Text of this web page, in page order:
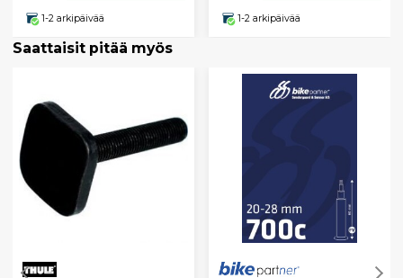
1-2 arkipäivää 1-2 arkipäivää
Saattaisit pitää myös